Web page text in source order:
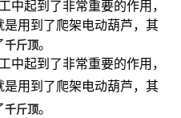
中起到了非常重要的作用，
用到了爬架电动葫芦，其
千斤顶。
中起到了非常重要的作用，
用到了爬架电动葫芦，其
千斤顶。